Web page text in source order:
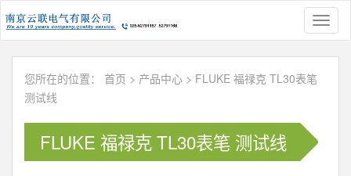
您所在的位置： 首页 > 产品中心 > FLUKE 福禄克 TL30表笔
测试线
FLUKE 福禄克 TL30表笔 测试线